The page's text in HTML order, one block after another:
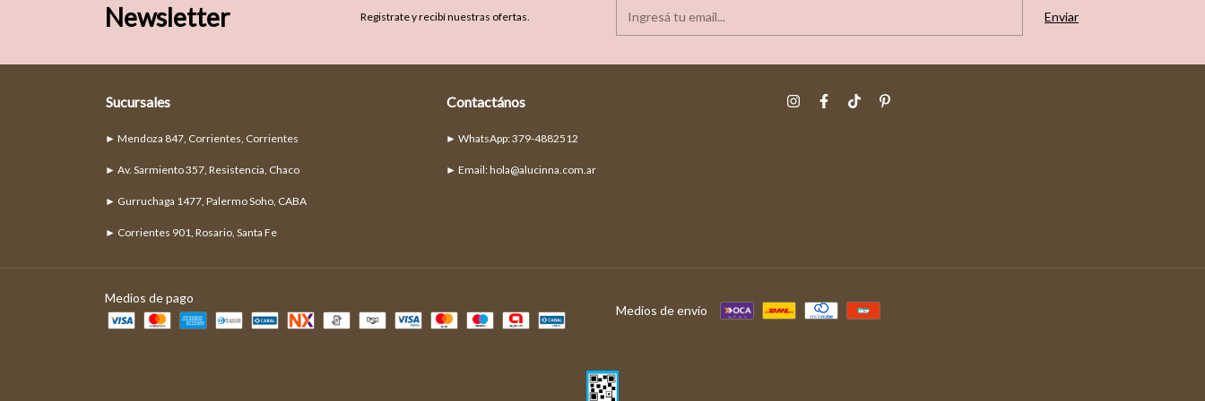
Newsletter Registrate y recibí nuestras ofertas.
Sucursales
► Mendoza 847, Corrientes, Corrientes
► Av. Sarmiento 357, Resistencia, Chaco
► Gurruchaga 1477, Palermo Soho, CABA
► Corrientes 901, Rosario, Santa Fe
Contactános
► Email:hola@alucinna.com.ar
Medios de pago
Medios de envío